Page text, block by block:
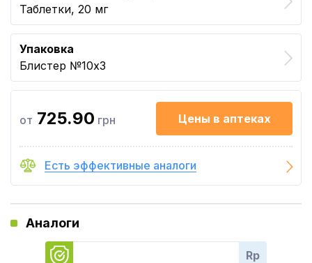
Таблетки, 20 мг
Упаковка
Блистер №10x3
от 725.90 грн Цены в аптеках
Есть эффективные аналоги
Аналоги
Rp